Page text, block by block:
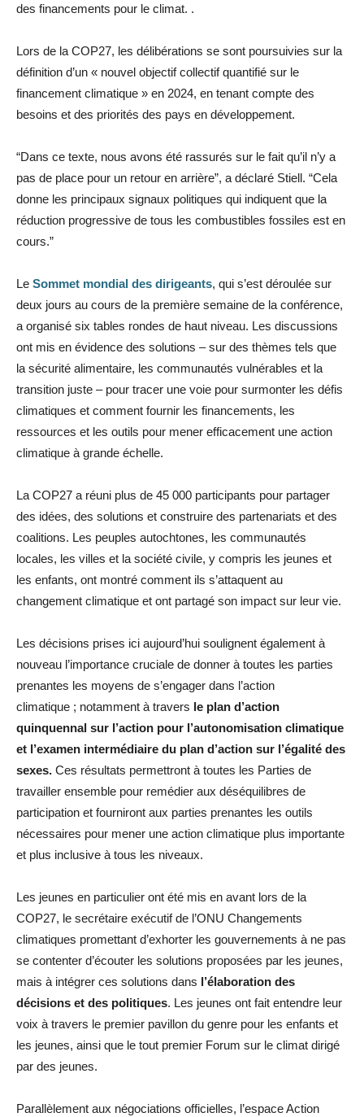
des financements pour le climat. .
Lors de la COP27, les délibérations se sont poursuivies sur la
définition d’un « nouvel objectif collectif quantifié sur le
financement climatique » en 2024, en tenant compte des
besoins et des priorités des pays en développement.
“Dans ce texte, nous avons été rassurés sur le fait qu’il n’y a
pas de place pour un retour en arrière”, a déclaré Stiell. “Cela
donne les principaux signaux politiques qui indiquent que la
réduction progressive de tous les combustibles fossiles est en
cours.”
Le Sommet mondial des dirigeants, qui s’est déroulée sur
deux jours au cours de la première semaine de la conférence,
a organisé six tables rondes de haut niveau. Les discussions
ont mis en évidence des solutions – sur des thèmes tels que
la sécurité alimentaire, les communautés vulnérables et la
transition juste – pour tracer une voie pour surmonter les défis
climatiques et comment fournir les financements, les
ressources et les outils pour mener efficacement une action
climatique à grande échelle.
La COP27 a réuni plus de 45 000 participants pour partager
des idées, des solutions et construire des partenariats et des
coalitions. Les peuples autochtones, les communautés
locales, les villes et la société civile, y compris les jeunes et
les enfants, ont montré comment ils s’attaquent au
changement climatique et ont partagé son impact sur leur vie.
Les décisions prises ici aujourd’hui soulignent également à
nouveau l’importance cruciale de donner à toutes les parties
prenantes les moyens de s’engager dans l’action
climatique ; notamment à travers le plan d’action
quinquennal sur l’action pour l’autonomisation climatique
et l’examen intermédiaire du plan d’action sur l’égalité des
sexes. Ces résultats permettront à toutes les Parties de
travailler ensemble pour remédier aux déséquilibres de
participation et fourniront aux parties prenantes les outils
nécessaires pour mener une action climatique plus importante
et plus inclusive à tous les niveaux.
Les jeunes en particulier ont été mis en avant lors de la
COP27, le secrétaire exécutif de l’ONU Changements
climatiques promettant d’exhorter les gouvernements à ne pas
se contenter d’écouter les solutions proposées par les jeunes,
mais à intégrer ces solutions dans l’élaboration des
décisions et des politiques. Les jeunes ont fait entendre leur
voix à travers le premier pavillon du genre pour les enfants et
les jeunes, ainsi que le tout premier Forum sur le climat dirigé
par des jeunes.
Parallèlement aux négociations officielles, l’espace Action